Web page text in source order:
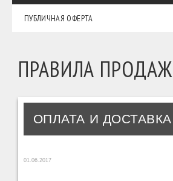
ПУБЛИЧНАЯ ОФЕРТА
ПРАВИЛА ПРОДАЖ
ОПЛАТА И ДОСТАВКА
01.06.2017